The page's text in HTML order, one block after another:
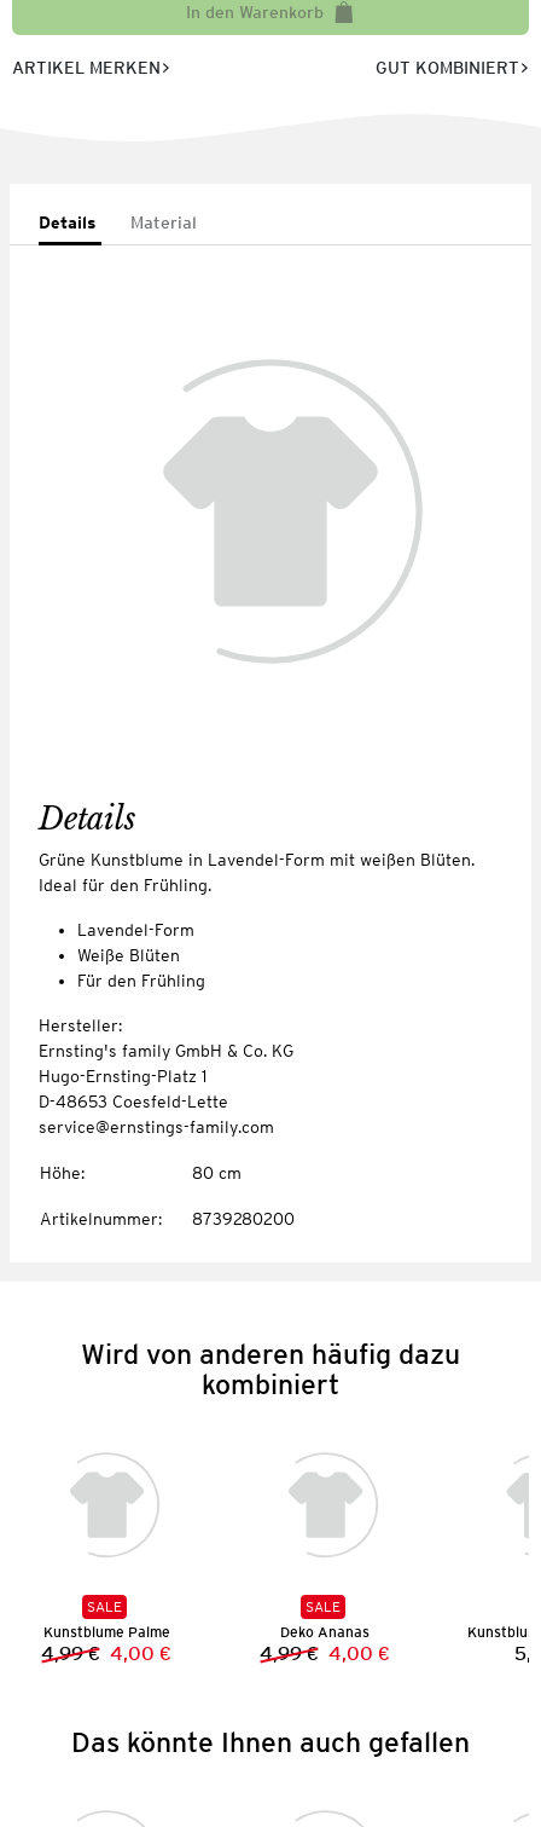
In den Warenkorb
ARTIKEL MERKEN GUT KOMBINIERT
Details Material
Details
Grüne Kunstblume in Lavendel-Form mit weißen Blüten.
Ideal für den Frühling.
Lavendel-Form
Weiße Blüten
Für den Frühling
Hersteller:
Ernsting's family GmbH & Co. KG
Hugo-Ernsting-Platz 1
D-48653 Coesfeld-Lette
service@ernstings-family.com
Höhe: 80 cm
Artikelnummer: 8739280200
Wird von anderen häufig dazu
kombiniert
SALE
Kunstblume Palme
Vorheriger Preis:
4,99 € Neuer Preis:
4,00 €
SALE
Deko Ananas
Vorheriger Preis:
4,99 € Neuer Preis:
4,00 €
Das könnte Ihnen auch gefallen